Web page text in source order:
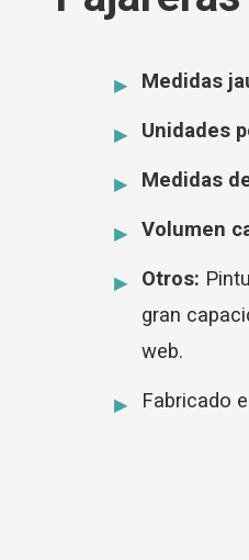
Medidas
Unidades
Medidas
Volumen
Otros:
gran
web.
Fabricado